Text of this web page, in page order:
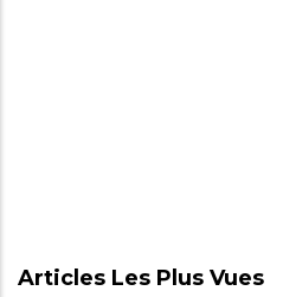
Articles Les Plus Vues